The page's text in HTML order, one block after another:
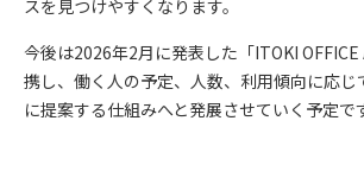
スを見つけやすくなります。
今後は2026年2月に発表した「ITOKI OFFICE
携し、働く人の予定、人数、利用傾向に応
に提案する仕組みへと発展させていく予定で